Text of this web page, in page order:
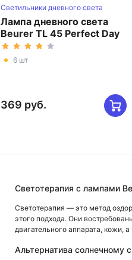
Светильники дневного света
Лампа дневного света
Beurer TL 45 Perfect Day
6 шт
369 руб.
Светотерапия с лампами
Светотерапия — это метод
этого подхода. Они
двигательного аппарата, кожи,
Альтернатива солнечному